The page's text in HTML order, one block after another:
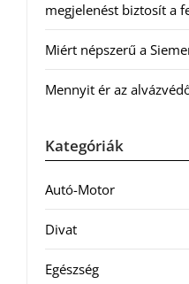
megjelenést biztosít a
Miért népszerű a
Mennyit ér az
Kategóriák
Autó-Motor
Divat
Egészség